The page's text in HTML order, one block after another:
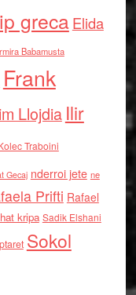
grecaElida
Babamusta
Frank
Llojdia Ilir
Traboini
Gecaj nderroi jete ne
Prifti Rafael
kripa Sadik Elshani
Sokol